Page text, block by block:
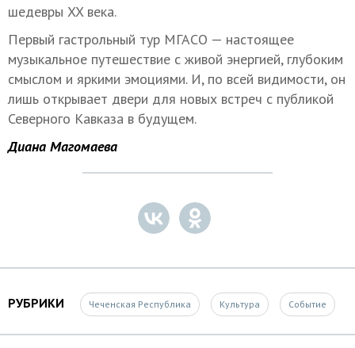
шедевры XX века.
Первый гастрольный тур МГАСО — настоящее
музыкальное путешествие с живой энергией, глубоким
смыслом и яркими эмоциями. И, по всей видимости, он
лишь открывает двери для новых встреч с публикой
Северного Кавказа в будущем.
Диана Магомаева
РУБРИКИ Чеченская Республика Культура Событие